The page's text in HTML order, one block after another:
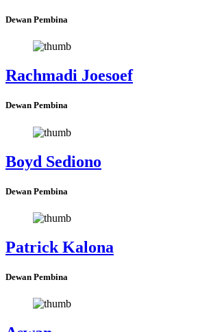
Dewan Pembina
Rachmadi Joesoef
Dewan Pembina
Boyd Sediono
Dewan Pembina
Patrick Kalona
Dewan Pembina